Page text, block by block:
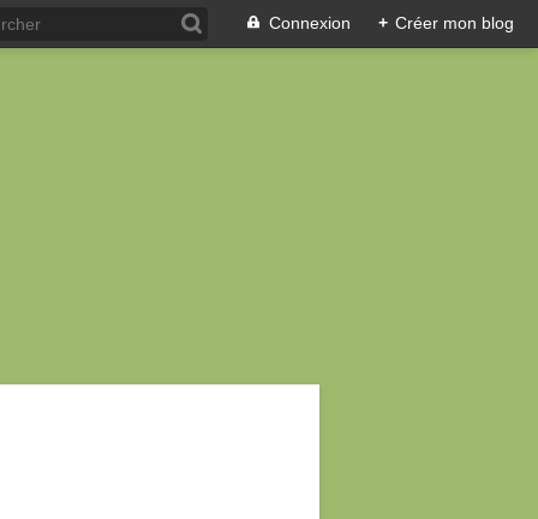
Connexion + Créer mon blog